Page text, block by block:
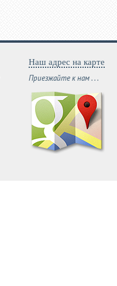
Наш адрес на карте
Приезжайте к нам . . .